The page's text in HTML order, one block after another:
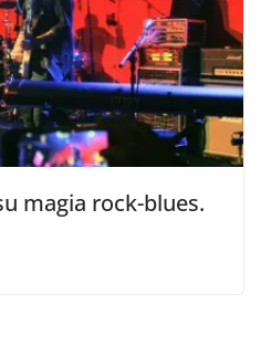
magia rock-blues.